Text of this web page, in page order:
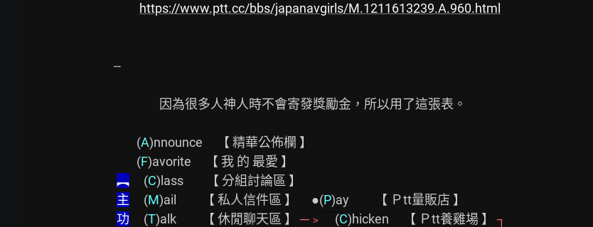
https://www.ptt.cc/bbs/japanavgirls/M.1211613239.A.960.html
--
        (
A)nnounce     【 精華公佈欄 】
        (
F)avorite     【 我 的 最愛 】
︻
     (
C)lass        【 分組討論區 】
主
     (
M)ail         【 私人信件區 】     ●(P)ay         【 Ｐtt量販店 】
功
     (
T)alk         【 休閒聊天區 】 ─﹥ (C)hicken     【 Ｐtt養雞場 】 ┐